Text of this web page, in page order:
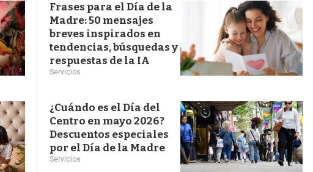
Frases para el Día de la
Madre: 50 mensajes
breves inspirados en
tendencias, búsquedas y
respuestas de la IA
Servicios
¿Cuándo es el Día del
Centro en mayo 2026?
Descuentos especiales
por el Día de la Madre
Servicios